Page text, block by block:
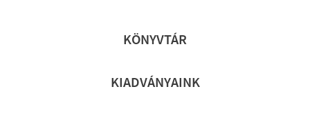
KÖNYVTÁR
KIADVÁNYAINK